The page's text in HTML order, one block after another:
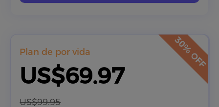
Plan de por vida
US$69.97
US$99.95